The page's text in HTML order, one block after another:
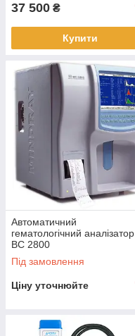
37 500 ₴
Купити
Автоматичний
гематологічний аналізатор
ВС 2800
Під замовлення
Ціну уточнюйте